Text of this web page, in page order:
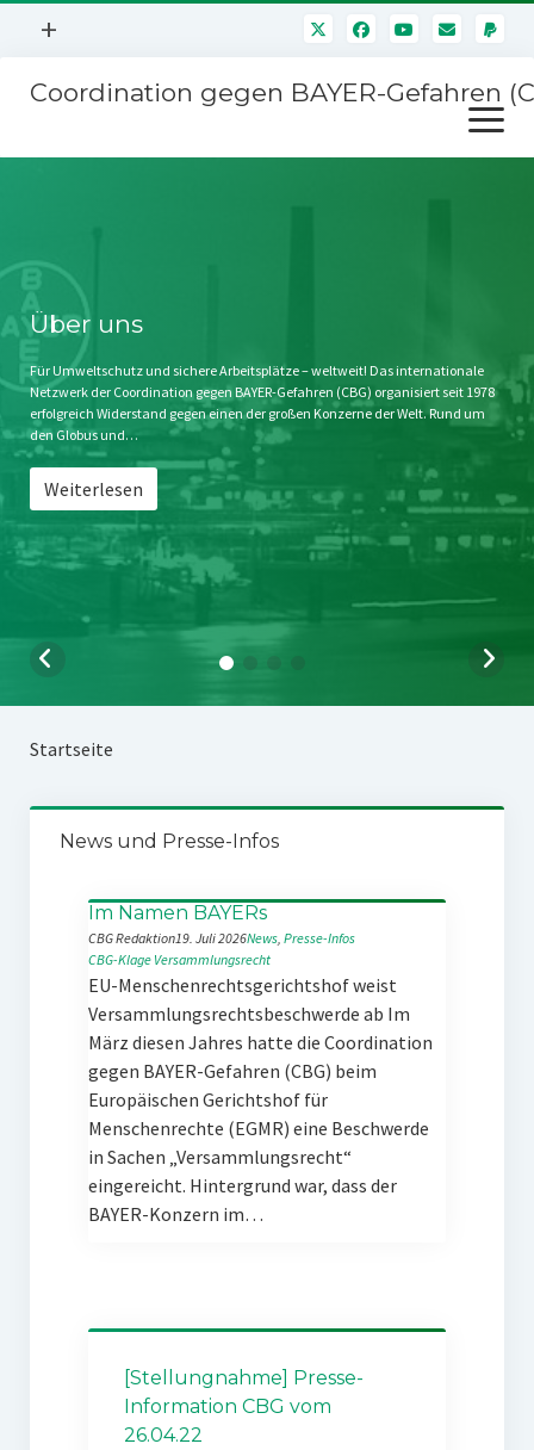
Menü
+
Mitmachen
Kontakt
Impressum
Störfälle
Coordination gegen BAYER-Gefahren
Menü
öffnen
Stichwort BAYER
Jahrestagung
SPENDEN
Über uns
Für Umweltschutz und sichere Arbeitsplätze – weltweit! Das internationale
Netzwerk der Coordination gegen BAYER-Gefahren (CBG) organisiert seit 1978
erfolgreich Widerstand gegen einen der großen Konzerne der Welt. Rund um
den Globus und…
Weiterlesen
Startseite
News und Presse-Infos
Im Namen BAYERs
CBG Redaktion19. Juli 2026News, Presse-Infos
CBG-Klage Versammlungsrecht
EU-Menschenrechtsgerichtshof weist
Versammlungsrechtsbeschwerde ab Im
März diesen Jahres hatte die Coordination
gegen BAYER-Gefahren (CBG) beim
Europäischen Gerichtshof für
Menschenrechte (EGMR) eine Beschwerde
in Sachen „Versammlungsrecht“
eingereicht. Hintergrund war, dass der
BAYER-Konzern im…
[Stellungnahme] Presse-
Information CBG vom
26.04.22